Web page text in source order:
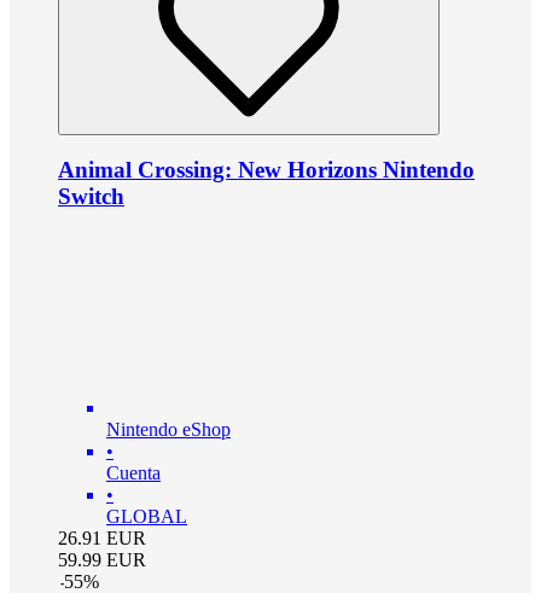
Animal Crossing: New Horizons Nintendo
Switch
Nintendo eShop
•
Cuenta
•
GLOBAL
26.91 EUR
59.99 EUR
-55%